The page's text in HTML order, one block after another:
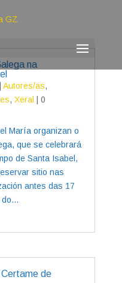
na
Autores/as,
, Xeral
| 0
María organizan o
que se celebrará
de Santa Isabel,
sitio nas
antes das 17
de